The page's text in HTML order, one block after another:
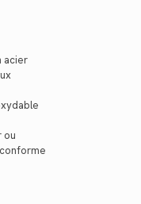
acier
ou